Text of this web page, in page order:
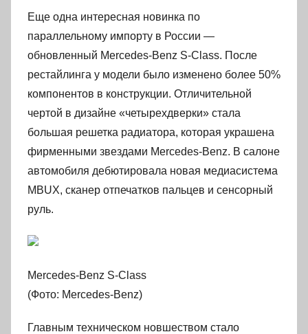
Еще одна интересная новинка по
параллельному импорту в России —
обновленный Mercedes-Benz S‑Class. После
рестайлинга у модели было изменено более 50%
компонентов в конструкции. Отличительной
чертой в дизайне «четырехдверки» стала
большая решетка радиатора, которая украшена
фирменными звездами Mercedes-Benz. В салоне
автомобиля дебютировала новая медиасистема
MBUX, cканер отпечатков пальцев и сенсорный
руль.
Mercedes-Benz S-Class
(Фото: Mercedes-Benz)
Главным техническом новшеством стало